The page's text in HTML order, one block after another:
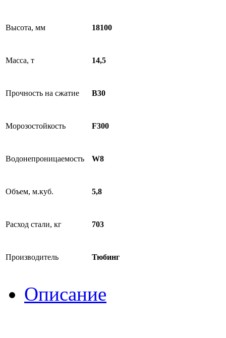
Высота, мм 18100
Масса, т 14,5
Прочность на сжатие В30
Морозостойкость F300
Водонепроницаемость W8
Объем, м.куб. 5,8
Расход стали, кг 703
Производитель Тюбинг
Описание